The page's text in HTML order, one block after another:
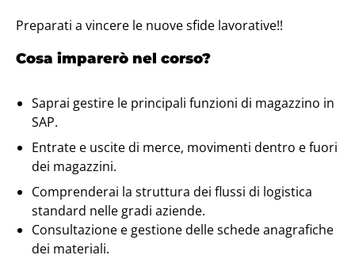
Preparati a vincere le nuove sfide lavorative!!
Cosa imparerò nel corso?
Saprai gestire le principali funzioni di magazzino in
SAP.
Entrate e uscite di merce, movimenti dentro e fuori
dei magazzini.
Comprenderai la struttura dei flussi di logistica
standard nelle gradi aziende.
Consultazione e gestione delle schede anagrafiche
dei materiali.